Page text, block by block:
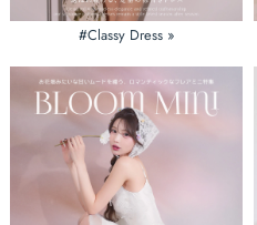
#Classy Dress »